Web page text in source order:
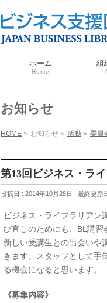
ホーム
Home
組
お知らせ
HOME » お知らせ » 活動 » 委員
第13回ビジネス・ラ
投稿日 : 2014年10月28日 最終更新
ビジネス・ライブラリアン
び直しのためにも、BL講習
新しい受講生との出会いや
きます。スタッフとして手
る機会になると思います。
《募集内容》